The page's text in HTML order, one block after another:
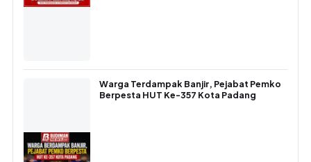
Warga Terdampak Banjir, Pejabat Pemko
Berpesta HUT Ke-357 Kota Padang